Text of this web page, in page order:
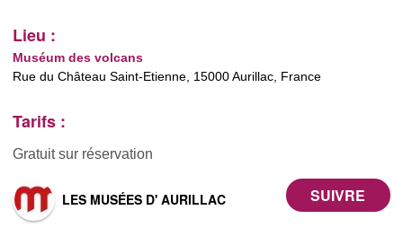
Lieu :
Muséum des volcans
Rue du Château Saint-Etienne, 15000 Aurillac, France
Tarifs :
Gratuit sur réservation
LES MUSÉES D' AURILLAC